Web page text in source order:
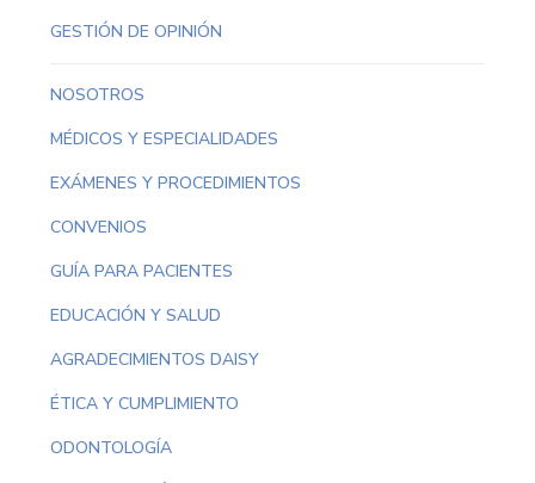
GESTIÓN DE OPINIÓN
NOSOTROS
MÉDICOS Y ESPECIALIDADES
EXÁMENES Y PROCEDIMIENTOS
CONVENIOS
GUÍA PARA PACIENTES
EDUCACIÓN Y SALUD
AGRADECIMIENTOS DAISY
ÉTICA Y CUMPLIMIENTO
ODONTOLOGÍA